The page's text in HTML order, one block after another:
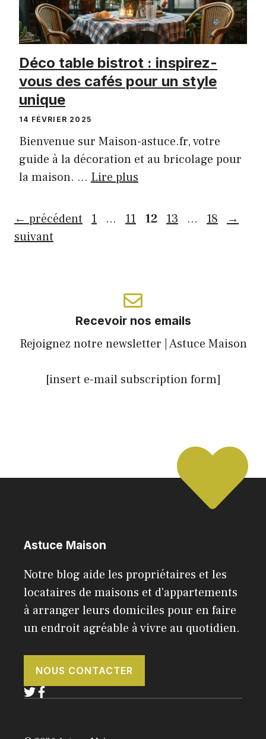
Déco table bistrot : inspirez-
vous des cafés pour un style
unique
14 FÉVRIER 2025
Bienvenue sur Maison-astuce.fr, votre
guide à la décoration et au bricolage pour
la maison. … Lire plus
← précédent Page
1 … Page
11 Page
12 Page
13 … Page
18
→
suivant
Recevoir nos emails
Rejoignez notre newsletter | Astuce Maison
[insert e-mail subscription form]
Astuce Maison
Notre blog aide les propriétaires et les
locataires de maisons et d'appartements
à arranger leurs domiciles pour en faire
un endroit agréable à vivre au quotidien.
NOUS CONTACTER